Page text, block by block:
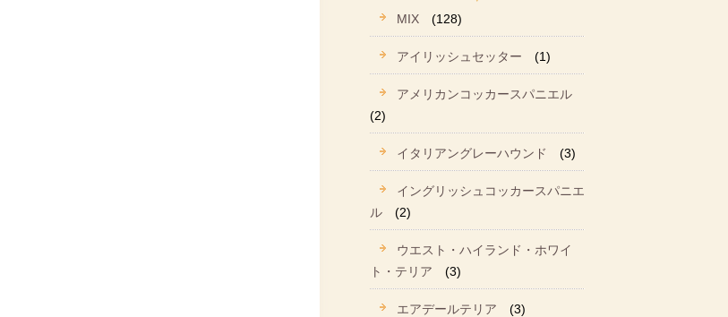
MIX (128)
アイリッシュセッター (1)
アメリカンコッカースパニエル
(2)
イタリアングレーハウンド (3)
イングリッシュコッカースパニエ
ル
(2)
ウエスト・ハイランド・ホワイ
ト・テリア
(3)
エアデールテリア (3)